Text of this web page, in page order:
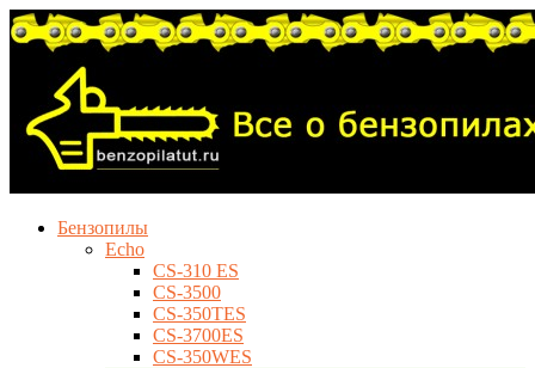
Бензопилы
Echo
CS-310 ES
CS-3500
CS-350TES
CS-3700ES
CS-350WES